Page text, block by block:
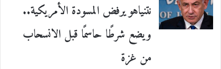
نتنياهو يرفض المسودة الأمريكية..
ويضع شرطًا حاسمًا قبل الانسحاب
من غزة